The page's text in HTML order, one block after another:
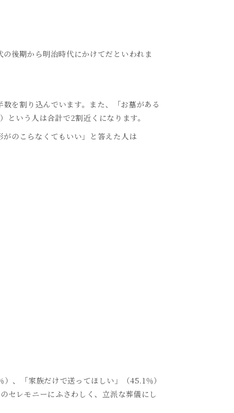
後期から明治時代にかけてだといわれま
数を割り込んでいます。また、「お墓がある
という人は合計で2割近くになります。
のこらなくてもいい」と答えた人は
）、「家族だけで送ってほしい」（45.1 ％）
セレモニーにふさわしく、立派な葬儀にし